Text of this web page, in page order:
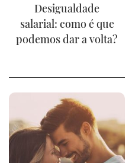
Desigualdade
salarial: como é que
podemos dar a volta?